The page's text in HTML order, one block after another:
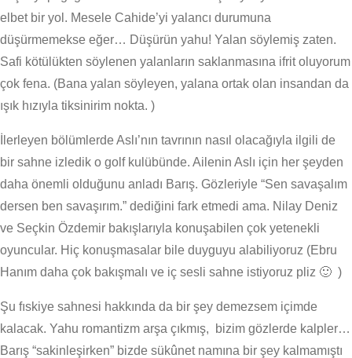
elbet bir yol. Mesele Cahide’yi yalancı durumuna
düşürmemekse eğer… Düşürün yahu! Yalan söylemiş zaten.
Safi kötülükten söylenen yalanların saklanmasına ifrit oluyorum
çok fena. (Bana yalan söyleyen, yalana ortak olan insandan da
ışık hızıyla tiksinirim nokta. )
İlerleyen bölümlerde Aslı’nın tavrının nasıl olacağıyla ilgili de
bir sahne izledik o golf kulübünde. Ailenin Aslı için her şeyden
daha önemli olduğunu anladı Barış. Gözleriyle “Sen savaşalım
dersen ben savaşırım.” dediğini fark etmedi ama. Nilay Deniz
ve Seçkin Özdemir bakışlarıyla konuşabilen çok yetenekli
oyuncular. Hiç konuşmasalar bile duyguyu alabiliyoruz (Ebru
Hanım daha çok bakışmalı ve iç sesli sahne istiyoruz pliz 🙂 )
Şu fıskiye sahnesi hakkında da bir şey demezsem içimde
kalacak. Yahu romantizm arşa çıkmış, bizim gözlerde kalpler…
Barış “sakinleşirken” bizde sükûnet namına bir şey kalmamıştı